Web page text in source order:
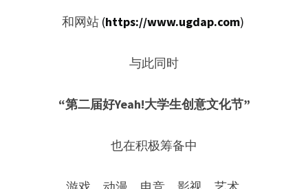
和网站 (https://www.ugdap.com)
与此同时
“第二届好Yeah!大学生创意文化节”
也在积极筹备中